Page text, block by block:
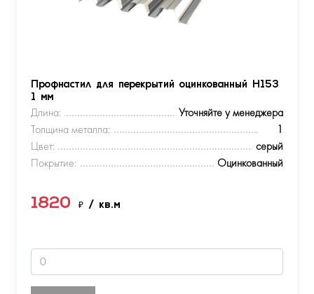
Профнастил для перекрытий оцинкованный Н153
1 мм
Длина:
Уточняйте у менеджера
Толщина металла:
1
Цвет:
серый
Покрытие:
Оцинкованный
1820 ₽ / кв.м